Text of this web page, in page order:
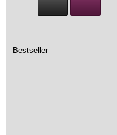
Bestseller